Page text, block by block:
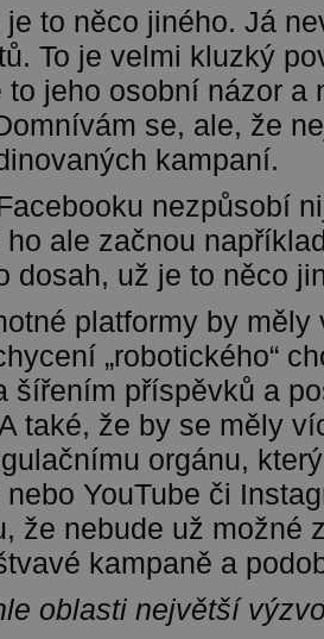
to něco jiného. Já
To je velmi kluzký
jeho osobní názor a
se, ale, že
kampaní.
nezpůsobí
ale začnou
dosah, už je to něco
platformy by
„robotického“
šířením příspěvků a
také, že by se měly
orgánu,
YouTube či
že nebude už možné
kampaně a
oblasti největší